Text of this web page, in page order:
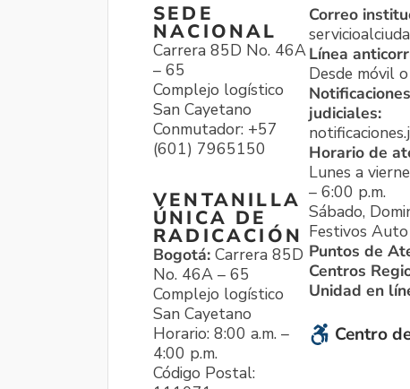
SEDE
NACIONAL
Carrera 85D No. 46A
– 65
Complejo logístico
San Cayetano
Conmutador: +57
(601) 7965150
VENTANILLA
ÚNICA DE
RADICACIÓN
Bogotá: Carrera 85D
No. 46A – 65
Complejo logístico
San Cayetano
Horario: 8:00 a.m. –
4:00 p.m.
Código Postal:
Correo
Línea
Desde móvil
Notificaciones
judiciales:
Horario de
Lunes a
– 6:00 p.m.
Sábado,
Festivos
Puntos de
Centros
Unidad en
Centro